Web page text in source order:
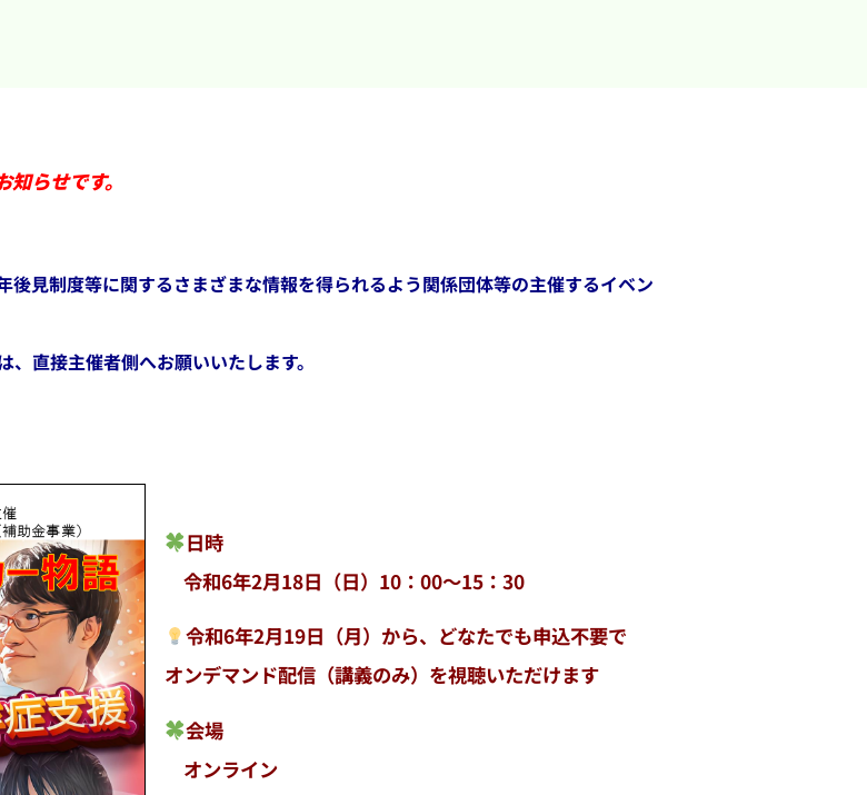
らせです。
見制度等に関するさまざまな情報を得られるよう関係団体等の主催するイベン
直接主催者側へお願いいたします。
日時
令和6年2月18日（日）10：00～15：30
令和6年2月19日（月）から、どなたでも申込不要で
オンデマンド配信（講義のみ）を視聴いただけます
会場
オンライン